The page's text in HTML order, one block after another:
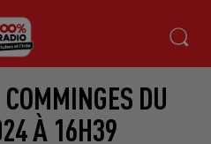
DU
À 16H39